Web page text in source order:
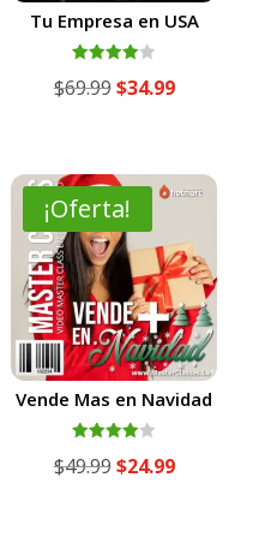
Tu Empresa en USA
con
$69.99El
era:
$69.99.
$34.99El
es:
¡Oferta!
Vende Mas en Navidad
con
$49.99El
$24.99El